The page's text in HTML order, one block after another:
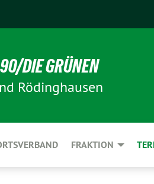
DIE GRÜNEN
Rödinghausen
FRAKTION